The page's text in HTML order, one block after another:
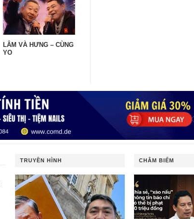
LÂM VÀ HƯNG – CÙNG
YO
TRUYỀN HÌNH CHÂM BIẾM